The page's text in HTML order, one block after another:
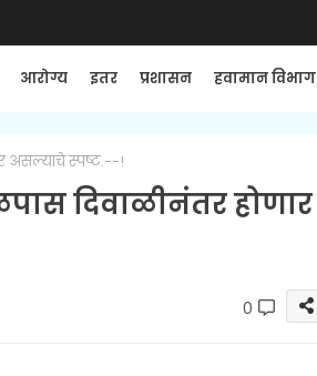
आरोग्य इतर प्रशासन हवामान विभाग
असल्याचे स्पष्ट.--!
दिवाळीनंतर होणार
0